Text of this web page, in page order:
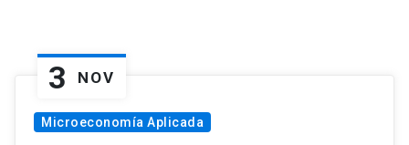
3 NOV
Microeconomía Aplicada